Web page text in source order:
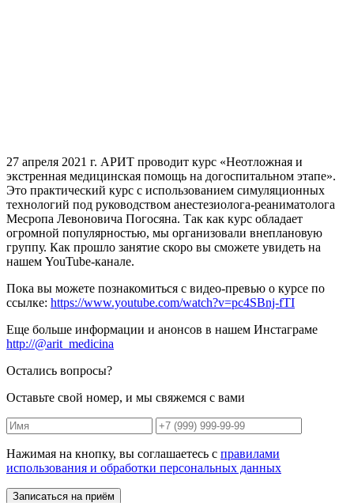
27 апреля 2021 г. АРИТ проводит курс «Неотложная и
экстренная медицинская помощь на догоспитальном этапе».
Это практический курс с использованием симуляционных
технологий под руководством анестезиолога-реаниматолога
Месропа Левоновича Погосяна. Так как курс обладает
огромной популярностью, мы организовали внеплановую
группу. Как прошло занятие скоро вы сможете увидеть на
нашем YouTube-канале.
Пока вы можете познакомиться с видео-превью о курсе по
ссылке: https://www.youtube.com/watch?v=pc4SBnj-fTI
Еще больше информации и анонсов в нашем Инстаграме
http://@arit_medicina
Остались вопросы?
Оставьте свой номер, и мы свяжемся с вами
Нажимая на кнопку, вы соглашаетесь с правилами
использования и обработки персональных данных
Записаться на приём